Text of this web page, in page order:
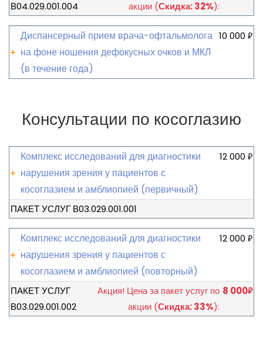
В04.029.001.004 акции (Скидка: 32%):
Диспансерный прием врача-офтальмолога
на фоне ношения дефокусных очков и МКЛ
(в течение года)
10 000 ₽
Консультации по косоглазию
Комплекс исследований для диагностики
нарушения зрения у пациентов с
косоглазием и амблиопией (первичный)
12 000 ₽
ПАКЕТ УСЛУГ В03.029.001.001
Комплекс исследований для диагностики
нарушения зрения у пациентов с
косоглазием и амблиопией (повторный)
12 000 ₽
ПАКЕТ УСЛУГ
В03.029.001.002
Акция! Цена за пакет услуг по
акции (Скидка: 33%):
8 000₽